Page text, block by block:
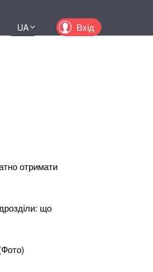
UA
Вхід
отримати
що